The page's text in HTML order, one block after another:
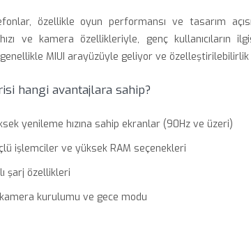
özellikle oyun performansı ve tasarım
ve kamera özellikleriyle, genç kullanıcıların
MIUI arayüzüyle geliyor ve özelleştirilebilirlik
hangi avantajlara sahip?
yenileme hızına sahip ekranlar (90Hz ve üzeri)
işlemciler ve yüksek RAM seçenekleri
şarj özellikleri
kurulumu ve gece modu